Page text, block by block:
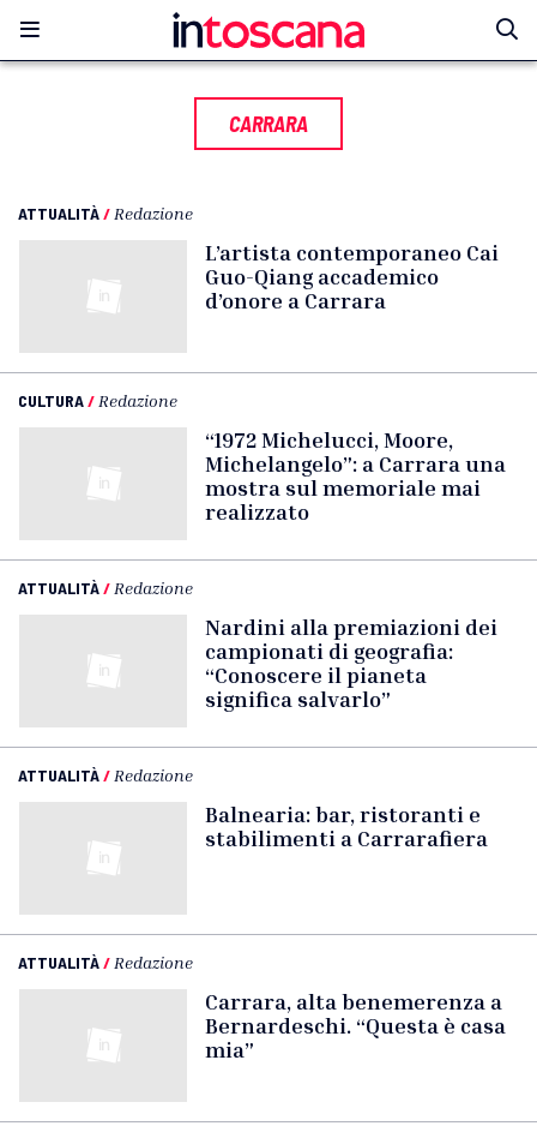
CARRARA
ATTUALITÀ/ Redazione
L’artista contemporaneo Cai
Guo-Qiang accademico
d’onore a Carrara
CULTURA/ Redazione
“1972 Michelucci, Moore,
Michelangelo”: a Carrara una
mostra sul memoriale mai
realizzato
ATTUALITÀ/ Redazione
Nardini alla premiazioni dei
campionati di geografia:
“Conoscere il pianeta
significa salvarlo”
ATTUALITÀ/ Redazione
Balnearia: bar, ristoranti e
stabilimenti a Carrarafiera
ATTUALITÀ/ Redazione
Carrara, alta benemerenza a
Bernardeschi. “Questa è casa
mia”